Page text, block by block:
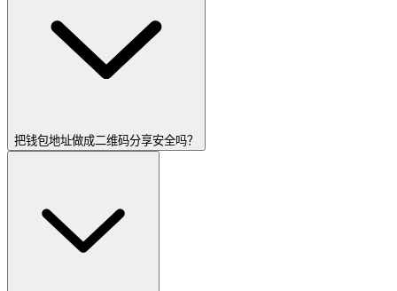
把钱包地址做成二维码分享安全吗？